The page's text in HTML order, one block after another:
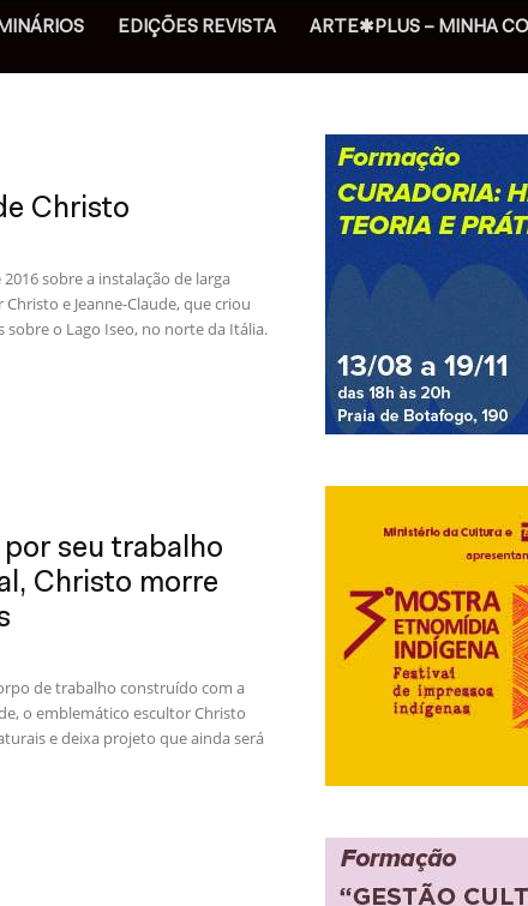
EDIÇÕES REVISTA ARTE✱PLUS – MINHA
Christo
sobre a instalação de larga
e Jeanne-Claude, que criou
sobre o Lago Iseo, no norte da Itália.
seu trabalho
Christo morre
de trabalho construído com a
o emblemático escultor Christo
e deixa projeto que ainda será